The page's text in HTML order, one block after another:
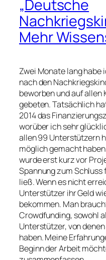
„Deutsche
Mehr
Zwei Monate lang habe
nach den
beworben und auf
gebeten. Tatsächlich
2014 das
worüber ich sehr
allen 99 Unterstützern
möglich gemacht
wurde erst kurz vor
Spannung zum
ließ. Wenn es nicht
Unterstützer ihr Geld
bekommen. Man
Crowdfunding, sowohl
Unterstützer, von
haben. Meine
Beginn der Arbeit